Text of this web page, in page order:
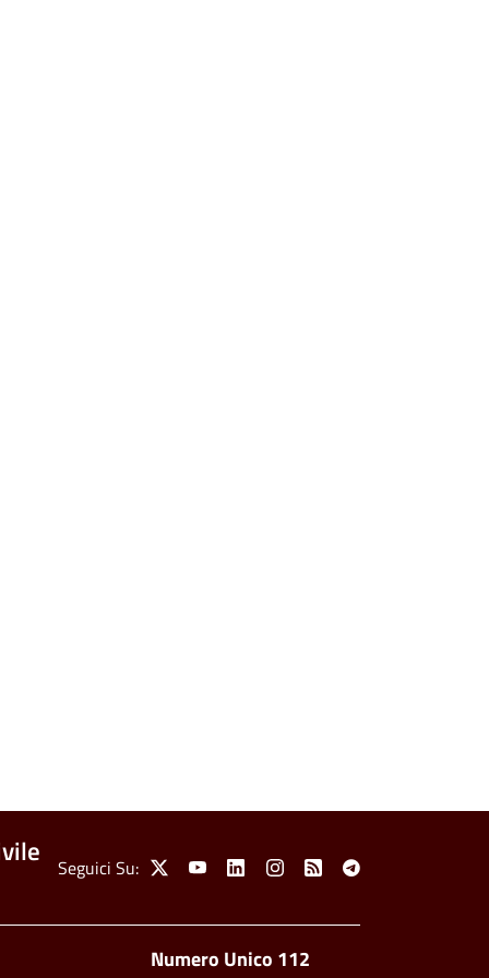
Social Menu
Seguici Su: X YoutubeLinkedinInstagram
Feed Telegram
Numero Unico 112